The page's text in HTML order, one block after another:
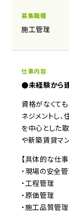
募集職種
施工管理
仕事内容
●未経験から
資格がなくて
ネジメントし、
を中心とした
や新築賃貸マ
【具体的な仕事
・現場の安全
・工程管理
・原価管理
・施工品質管理